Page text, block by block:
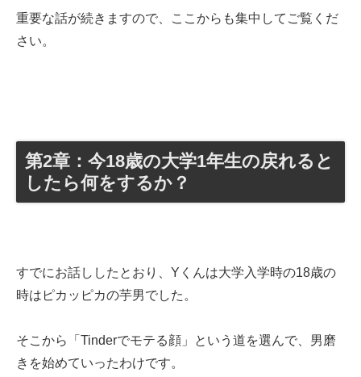
重要な話が続きますので、ここからも集中してご覧くだ
さい。
第2章：今18歳の大学1年生の戻れると
したら何をするか？
すでにお話ししたとおり、Yくんは大学入学時の18歳の
時はピカッピカの芋男でした。
そこから「Tinderでモテる顔」という道を選んで、男磨
きを始めていったわけです。